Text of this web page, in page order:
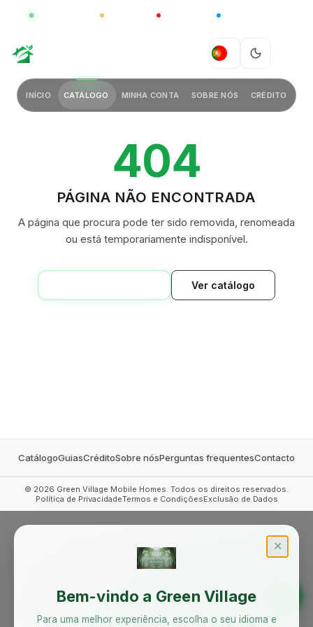
GLOBAL CHINA
PT
INÍCIO CATÁLOGO MINHA CONTA SOBRE NÓS CRÉDITO
404
PÁGINA NÃO ENCONTRADA
A página que procura pode ter sido removida, renomeada
ou está temporariamente indisponível.
Ver catálogo
CatálogoGuiasCréditoSobre nósPerguntas frequentesContacto
© 2026 Green Village Mobile Homes. Todos os direitos reservados.
Política de PrivacidadeTermos e CondiçõesExclusão de Dados
✕
Bem-vindo a Green Village
Para uma melhor experiência, escolha o seu idioma e